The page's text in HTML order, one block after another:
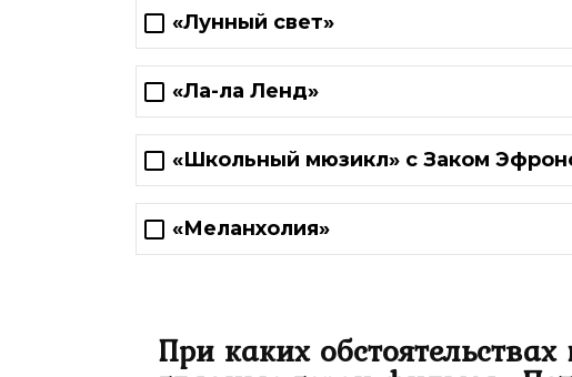
«Лунный свет»
«Ла-ла Ленд»
«Школьный мюзикл» с Заком
«Меланхолия»
При каких